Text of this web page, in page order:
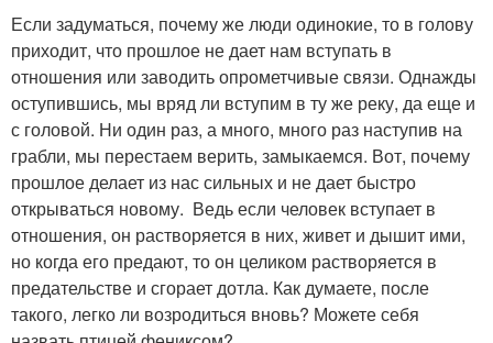
Если задуматься, почему же люди одинокие, то в голову
приходит, что прошлое не дает нам вступать в
отношения или заводить опрометчивые связи. Однажды
оступившись, мы вряд ли вступим в ту же реку, да еще и
с головой. Ни один раз, а много, много раз наступив на
грабли, мы перестаем верить, замыкаемся. Вот, почему
прошлое делает из нас сильных и не дает быстро
открываться новому. Ведь если человек вступает в
отношения, он растворяется в них, живет и дышит ими,
но когда его предают, то он целиком растворяется в
предательстве и сгорает дотла. Как думаете, после
такого, легко ли возродиться вновь? Можете себя